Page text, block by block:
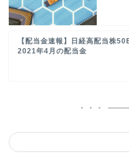
【配当金速報】日経高配当株
2021年4月の配当金